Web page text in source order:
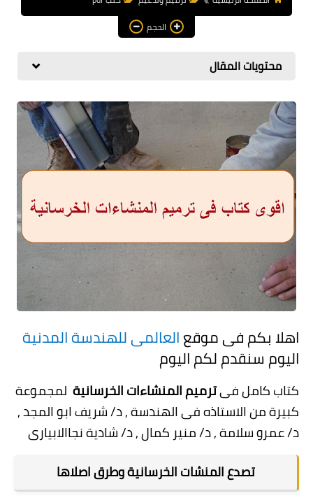
هندسة معمارية
اوتوكاد autocad
برامج هندسية
الحجم
محتويات المقال
اهلا بكم فى موقعالعالمى للهندسة المدنية
اليوم سنقدم لكماليوم
كتاب كامل فىترميم المنشاءات الخرسانية لمجموعة
كبيرة من الاستاذه فى الهندسة , د/ شريف ابو المجد ,
د/ عمرو سلامة , د/ منير كمال , د/ شادية نجاالابيارى
تصدع المنشات الخرسانية وطرق اصلاها